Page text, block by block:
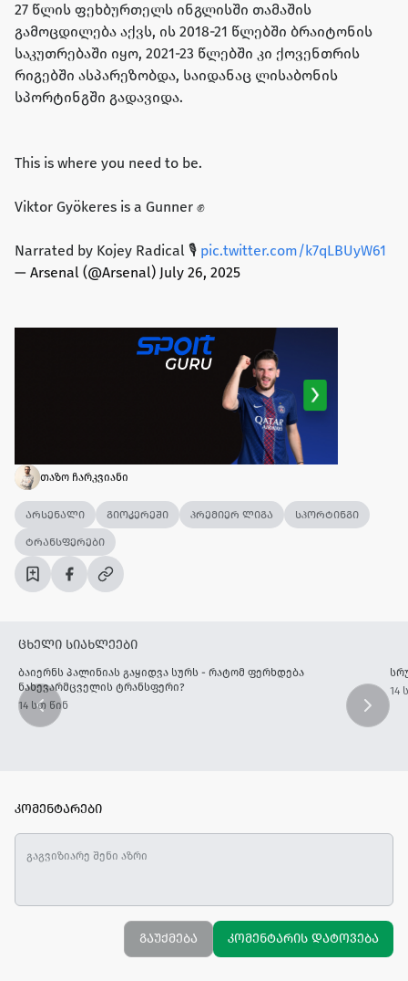
27 წლის ფეხბურთელს ინგლისში თამაშის
გამოცდილება აქვს, ის 2018-21 წლებში ბრაიტონის
საკუთრებაში იყო, 2021-23 წლებში კი ქოვენთრის
რიგებში ასპარეზობდა, საიდანაც ლისაბონის
სპორტინგში გადავიდა.
This is where you need to be.
Viktor Gyökeres is a Gunner ✊
Narrated by Kojey Radical 🎙️ pic.twitter.com/k7qLBUyW61
— Arsenal (@Arsenal) July 26, 2025
თაზო ჩარკვიანი
არსენალი გიოკერეში პრემიერ ლიგა სპორტინგი
ტრანსფერები
ცხელი სიახლეები
14 სთ წინ
ბაიერნს პალინიას გაყიდვა სურს - რატომ ფერხდება
ნახევარმცველის ტრანსფერი?
14
კომენტარები
გაუქმება კომენტარის დატოვება